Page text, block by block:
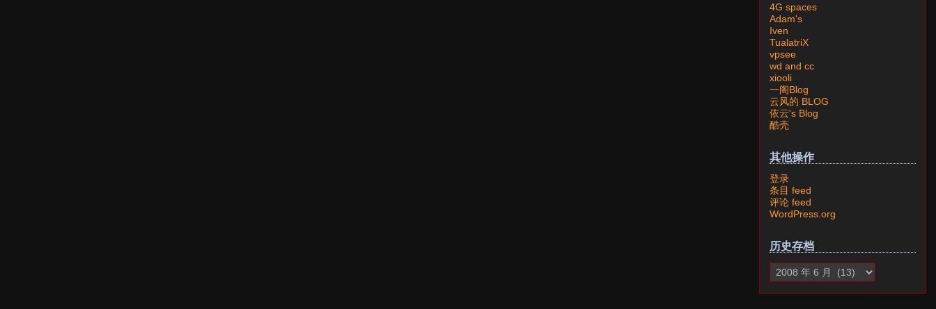
4G spaces
Adam's
Iven
TualatriX
vpsee
wd and cc
xiooli
一阁Blog
云风的 BLOG
依云's Blog
酷壳
其他操作
登录
条目 feed
评论 feed
WordPress.org
历史存档